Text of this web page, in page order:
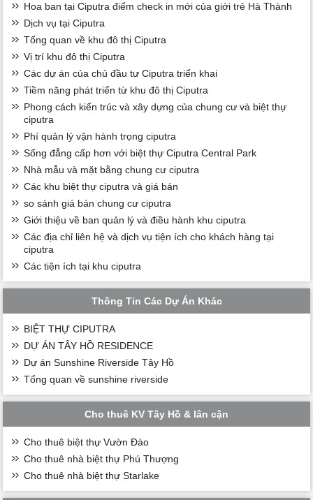
Hoa ban tại Ciputra điểm check in mới của giới trẻ Hà Thành
Dịch vụ tại Ciputra
Tổng quan về khu đô thị Ciputra
Vị trí khu đô thị Ciputra
Các dự án của chủ đầu tư Ciputra triển khai
Tiềm năng phát triển từ khu đô thị Ciputra
Phong cách kiến trúc và xây dựng của chung cư và biệt thự
ciputra
Phí quản lý vận hành trọng ciputra
Sống đẳng cấp hơn với biệt thự Ciputra Central Park
Nhà mẫu và mặt bằng chung cư ciputra
Các khu biệt thự ciputra và giá bán
so sánh giá bán chung cư ciputra
Giới thiệu về ban quản lý và điều hành khu ciputra
Các địa chỉ liên hệ và dịch vụ tiện ích cho khách hàng tại
ciputra
Các tiện ích tại khu ciputra
Thông Tin Các Dự Án Khác
BIỆT THỰ CIPUTRA
DỰ ÁN TÂY HỒ RESIDENCE
Dự án Sunshine Riverside Tây Hồ
Tổng quan về sunshine riverside
Cho thuê KV Tây Hồ & lân cận
Cho thuê biệt thự Vườn Đào
Cho thuê nhà biệt thự Phú Thượng
Cho thuê nhà biệt thự Starlake